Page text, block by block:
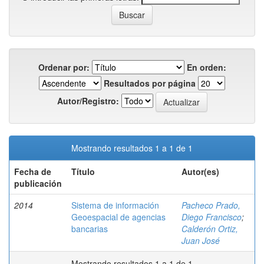
Ordenar por:
En orden:
Resultados por página
Autor/Registro:
Mostrando resultados 1 a 1 de 1
Fecha de
publicación
Título Autor(es)
2014
Sistema de información
Geoespacial de agencias
bancarias
Pacheco Prado,
Diego Francisco;
Calderón Ortiz,
Juan José